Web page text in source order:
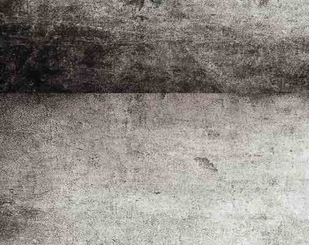
WhatsApp Bild 2024-12-08 um 19.16.08_0bcc338a